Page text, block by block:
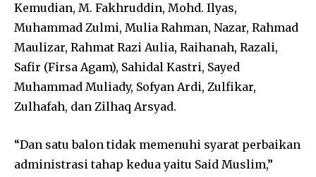
Kemudian, M. Fakhruddin, Mohd. Ilyas,
Muhammad Zulmi, Mulia Rahman, Nazar, Rahmad
Maulizar, Rahmat Razi Aulia, Raihanah, Razali,
Safir (Firsa Agam), Sahidal Kastri, Sayed
Muhammad Muliady, Sofyan Ardi, Zulfikar,
Zulhafah, dan Zilhaq Arsyad.
“Dan satu balon tidak memenuhi syarat perbaikan
administrasi tahap kedua yaitu Said Muslim,”